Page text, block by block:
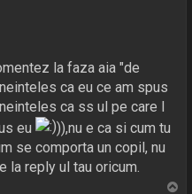
la faza aia "de
ca eu ce am spus
ca ss ul pe care l
eu
)),nu e ca si cum tu
se comporta un copil, nu
la reply ul tau oricum.